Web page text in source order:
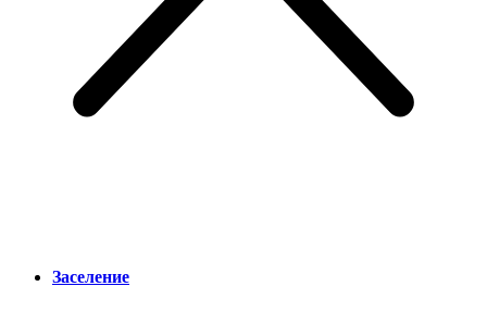
Заселение